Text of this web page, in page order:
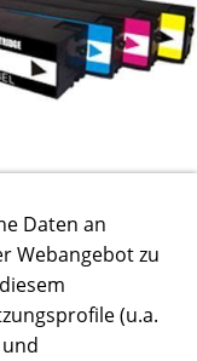
Daten an
Webangebot zu
(u.a.